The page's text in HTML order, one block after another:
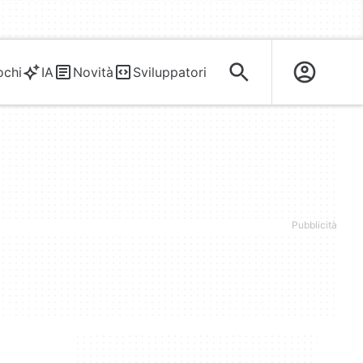
IA Novità Sviluppatori